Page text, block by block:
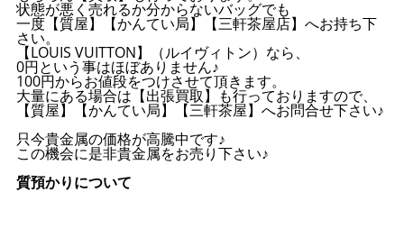
状態が悪く売れるか分からないバッグでも
一度【質屋】【かんてい局】【三軒茶屋店】へお持ち下
さい。
【LOUIS VUITTON】（ルイヴィトン）なら、
0円という事はほぼありません♪
100円からお値段をつけさせて頂きます。
大量にある場合は【出張買取】も行っておりますので、
【質屋】【かんてい局】【三軒茶屋】へお問合せ下さい♪
只今貴金属の価格が高騰中です♪
この機会に是非貴金属をお売り下さい♪
質預かりについて